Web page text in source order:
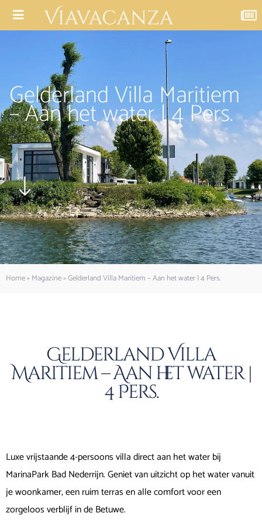
Gelderland Villa Maritiem
– Aan het water | 4 Pers.
Home»Magazine»Gelderland Villa Maritiem – Aan het water | 4 Pers.
Gelderland Villa
Maritiem – Aan het water |
4 Pers.
Luxe vrijstaande 4-persoons villa direct aan het water bij
MarinaPark Bad Nederrijn. Geniet van uitzicht op het water vanuit
je woonkamer, een ruim terras en alle comfort voor een
zorgeloos verblijf in de Betuwe.